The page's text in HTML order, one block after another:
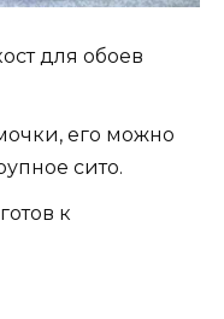
для обоев
его можно
сито.
к